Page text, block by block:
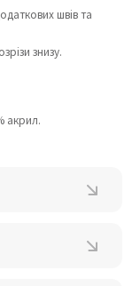
швів та
знизу.
акрил.